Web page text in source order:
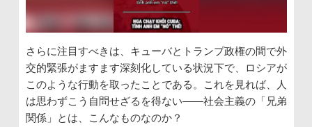
さらに注目すべきは、キューバとトランプ政権の間で外
交的緊張がますます深刻化している状況下で、ロシアが
このような行動を取ったことである。これを見れば、人
は思わずこう自問せざるを得ない――社会主義の「兄弟
関係」とは、こんなものなのか？